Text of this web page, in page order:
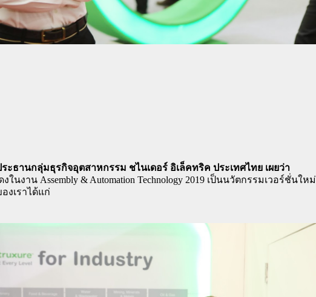
ธานกลุ่มธุรกิจอุตสาหกรรม ชไนเดอร์ อิเล็คทริค ประเทศไทย เผยว่า
งาน Assembly & Automation Technology 2019 เป็นนวัตกรรมเวอร์ชั่นใหม่
งเราได้แก่